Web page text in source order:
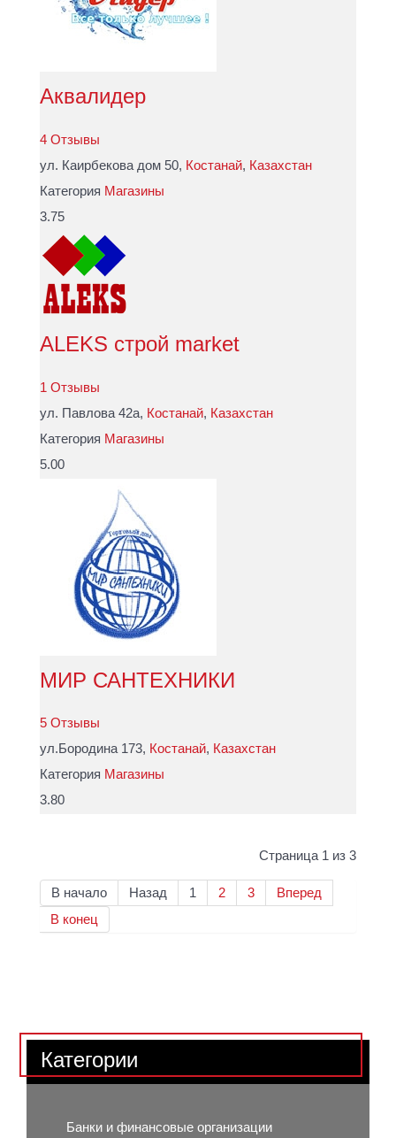
Аквалидер
4 Отзывы
ул. Каирбекова дом 50, Костанай, Казахстан
Категория Магазины
3.75
ALEKS строй market
1 Отзывы
ул. Павлова 42а, Костанай, Казахстан
Категория Магазины
5.00
МИР САНТЕХНИКИ
5 Отзывы
ул.Бородина 173, Костанай, Казахстан
Категория Магазины
3.80
Страница 1 из 3
В начало Назад 1 2 3
Вперед
В конец
Категории
Банки и финансовые организации